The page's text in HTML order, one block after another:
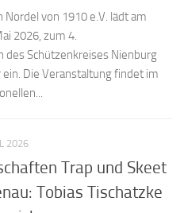
Nordel von 1910 e.V. lädt am
2026, zum 4.
des Schützenkreises Nienburg
Die Veranstaltung findet im
2026
Trap und Skeet
Tobias Tischatzke